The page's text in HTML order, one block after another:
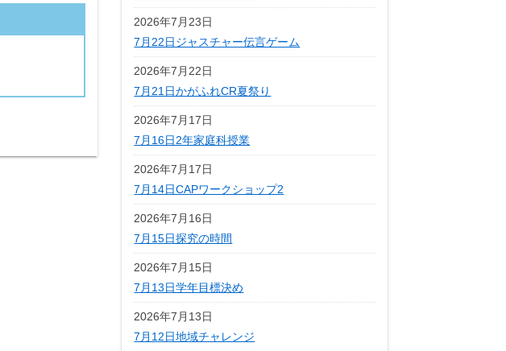
2026年7月23日
7月22日ジャスチャー伝言ゲーム
2026年7月22日
7月21日かがふれCR夏祭り
2026年7月17日
7月16日2年家庭科授業
2026年7月17日
7月14日CAPワークショップ2
2026年7月16日
7月15日探究の時間
2026年7月15日
7月13日学年目標決め
2026年7月13日
7月12日地域チャレンジ